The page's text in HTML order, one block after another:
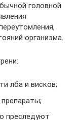
головной
организма.
лба и висков;
преследуют